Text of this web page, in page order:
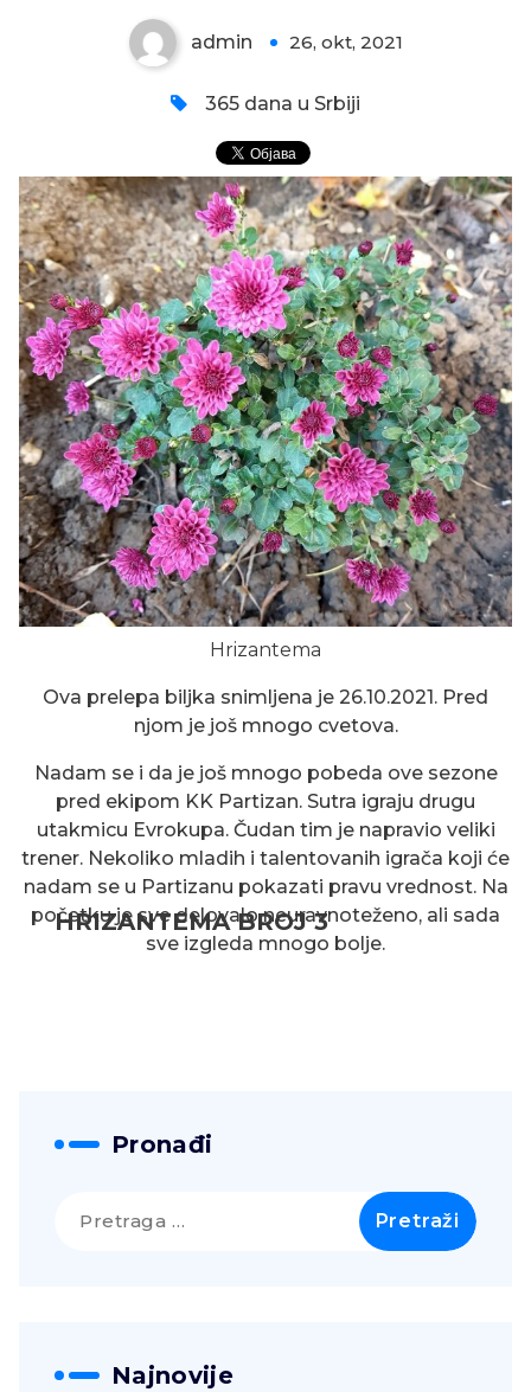
admin 26, okt, 2021
365 dana u Srbiji
HRIZANTEMA BROJ 3
Hrizantema
Ova prelepa biljka snimljena je 26.10.2021. Pred
njom je još mnogo cvetova.
Nadam se i da je još mnogo pobeda ove sezone
pred ekipom KK Partizan. Sutra igraju drugu
utakmicu Evrokupa. Čudan tim je napravio veliki
trener. Nekoliko mladih i talentovanih igrača koji će
nadam se u Partizanu pokazati pravu vrednost. Na
početku je sve delovalo neuravnoteženo, ali sada
sve izgleda mnogo bolje.
Pronađi
Najnovije